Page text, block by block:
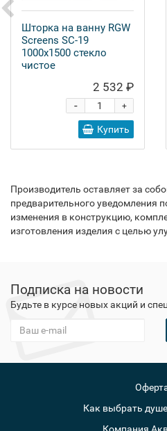
Шторка на ванну RGW
Screens SC-19
1000x1500 стекло
чистое
2 532 ₽
+
-
Купить
Производитель оставляет за
предварительного уведомления
изменения в конструкцию,
изготовления изделия с целью
Подписка на новости
Будьте в курсе новых акций и
Как выбрать